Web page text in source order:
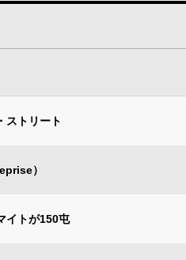
ストリート
）
イトが150屯